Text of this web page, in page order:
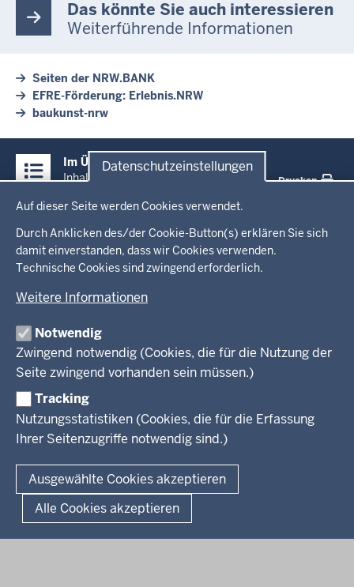
Datenschutzeinstellungen
Auf dieser Seite werden Cookies verwendet.
Durch Anklicken des/der Cookie-Button(s) erklären Sie sich
damit einverstanden, dass wir Cookies verwenden.
Technische Cookies sind zwingend erforderlich.
Weitere Informationen
Notwendig
Zwingend notwendig (Cookies, die für die Nutzung der
Seite zwingend vorhanden sein müssen.)
Tracking
Nutzungsstatistiken (Cookies, die für die Erfassung
Ihrer Seitenzugriffe notwendig sind.)
Ausgewählte Cookies akzeptieren
Alle Cookies akzeptieren
Das könnte Sie auch interessieren
Weiterführende Informationen
Seiten der NRW.BANK
EFRE-Förderung: Erlebnis.NRW
baukunst-nrw
Inhalte
Im Überblick
Inhalt
Drucken
Menü
in
der
Fußzeile
Startseite
Ministerium
Leitung des Hauses
Organisation
Arbeitgeber Ministerium
Rechtsgrundlagen
Kultur
Wissenschaft, Forschung, Lehre und Studium
Weiterbildung
Presse
Service
Kontakt
Fußzeile
Datenschutz Erklärung zur Barrierefreiheit